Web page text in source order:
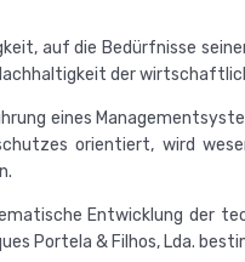
auf die Bedürfnisse
der
eines
orientiert, wird
Entwicklung der
Portela & Filhos, Lda.